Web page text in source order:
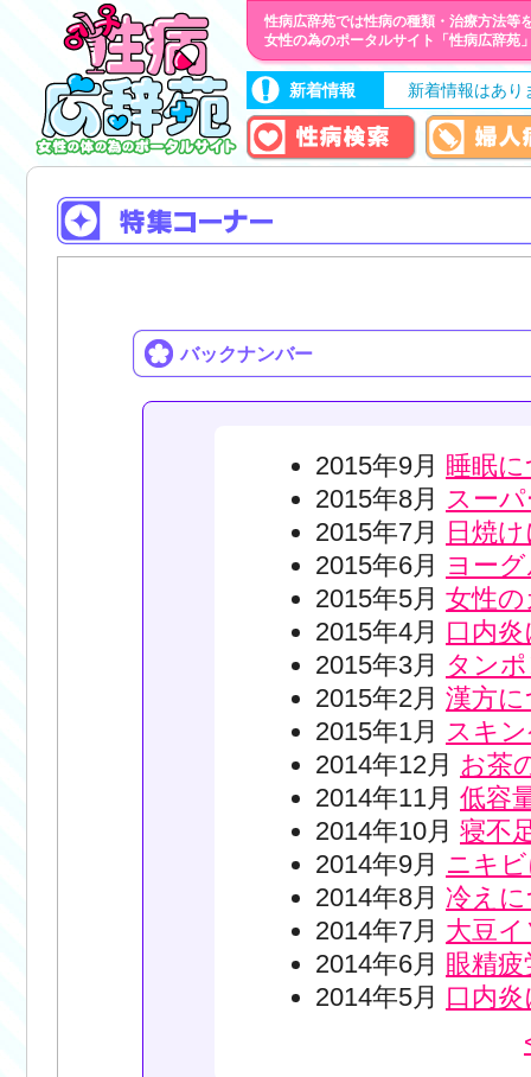
性病広辞苑では性病の種類・治療方法等
女性の為のポータルサイト「性病広辞苑
新着情報 新着情報はあり
バックナンバー
2015年9月 睡眠
2015年8月 スー
2015年7月 日焼
2015年6月 ヨー
2015年5月 女性
2015年4月 口内
2015年3月 タン
2015年2月 漢方
2015年1月 スキ
2014年12月 お茶
2014年11月 低容
2014年10月 寝不
2014年9月 ニキ
2014年8月 冷え
2014年7月 大豆
2014年6月 眼精
2014年5月 口内